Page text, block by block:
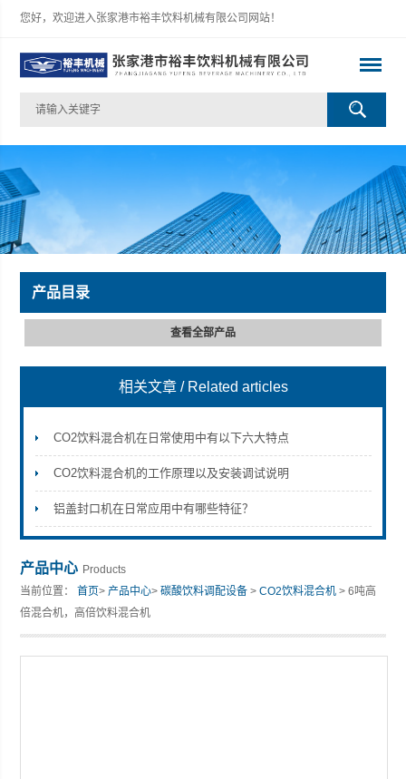
您好，欢迎进入张家港市裕丰饮料机械有限公司网站！
张家港市裕丰饮料机械有限公司
产品目录
查看全部产品
相关文章 / Related articles
CO2饮料混合机在日常使用中有以下六大特点
CO2饮料混合机的工作原理以及安装调试说明
铝盖封口机在日常应用中有哪些特征？
产品中心 Products
当前位置：首页>产品中心>碳酸饮料调配设备 >CO2饮料混合机 > 6吨高
倍混合机，高倍饮料混合机